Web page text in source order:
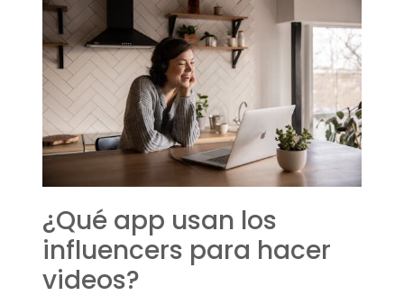
¿Qué app usan los
influencers para hacer
videos?